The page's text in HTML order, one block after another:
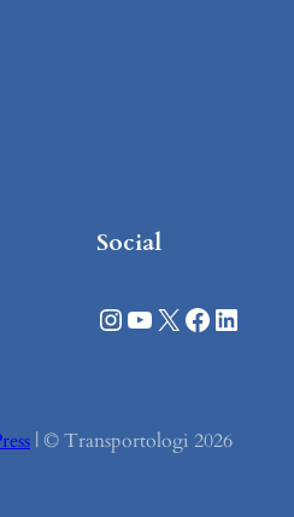
Social
Instagram YouTube X Facebook LinkedIn
| © Transportologi 2026